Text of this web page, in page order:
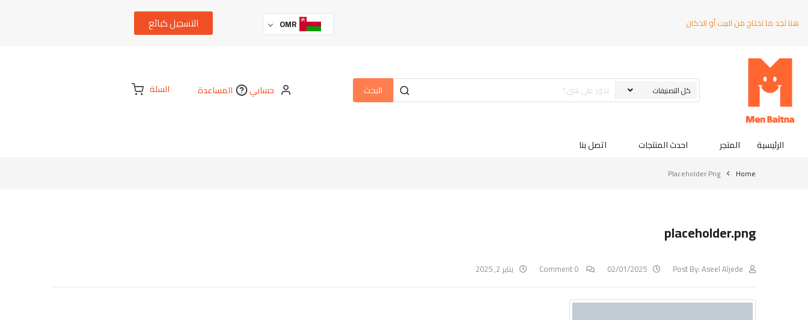
هنا تجد ما تحتاج من البيت أو الدكان OMR التسجيل كبائع
البحث حسابي المساعدة السلة
الرئيسية المتجر احدث المنتجات اتصل بنا
Home
Placeholder.png
placeholder.png
Post By:Aseel Aljede
02/01/2025 يناير 2, 2025